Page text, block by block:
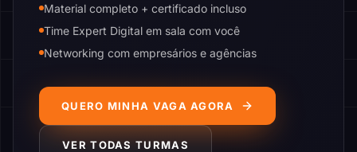
Material completo + certificado incluso
Time Expert Digital em sala com você
Networking com empresários e agências
QUERO MINHA VAGA AGORA
VER TODAS TURMAS